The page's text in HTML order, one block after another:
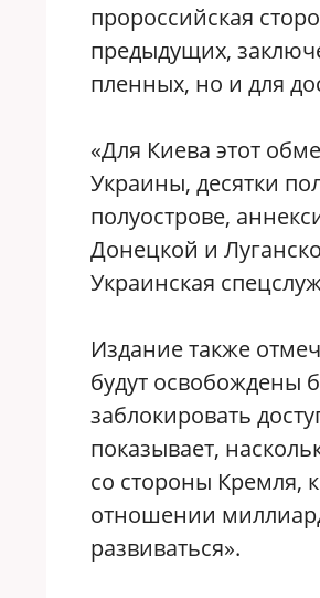
пророссийская
предыдущих,
пленных, но и для
«Для Киева этот
Украины, десятки
полуострове,
Донецкой и
Украинская
Издание также
будут освобождены
заблокировать
показывает,
со стороны Кремля,
отношении
развиваться».